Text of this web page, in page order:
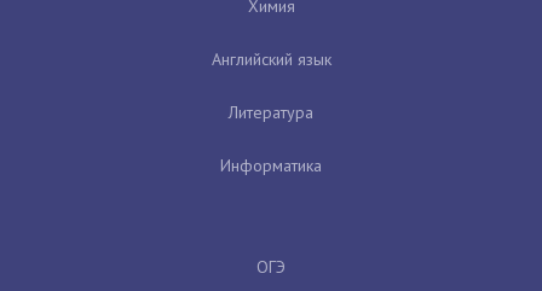
Химия
Английский язык
Литература
Информатика
ОГЭ